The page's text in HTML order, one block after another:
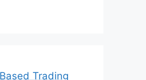
Trading